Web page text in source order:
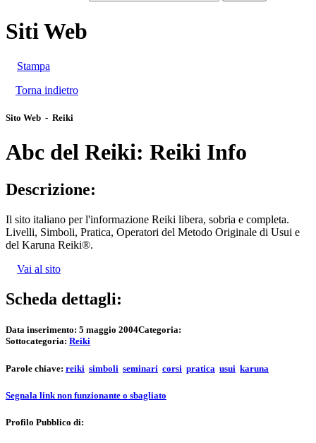
Siti Web
Stampa
Torna indietro
Sito Web - Reiki
Abc del Reiki: Reiki Info
Descrizione:
Il sito italiano per l'informazione Reiki libera, sobria e completa.
Livelli, Simboli, Pratica, Operatori del Metodo Originale di Usui e
del Karuna Reiki®.
Vai al sito
Scheda dettagli:
Data inserimento: 5 maggio 2004Categoria:
Sottocategoria: Reiki
Parole chiave: reiki simboli seminari corsi pratica usui karuna
Segnala link non funzionante o sbagliato
Profilo Pubblico di: